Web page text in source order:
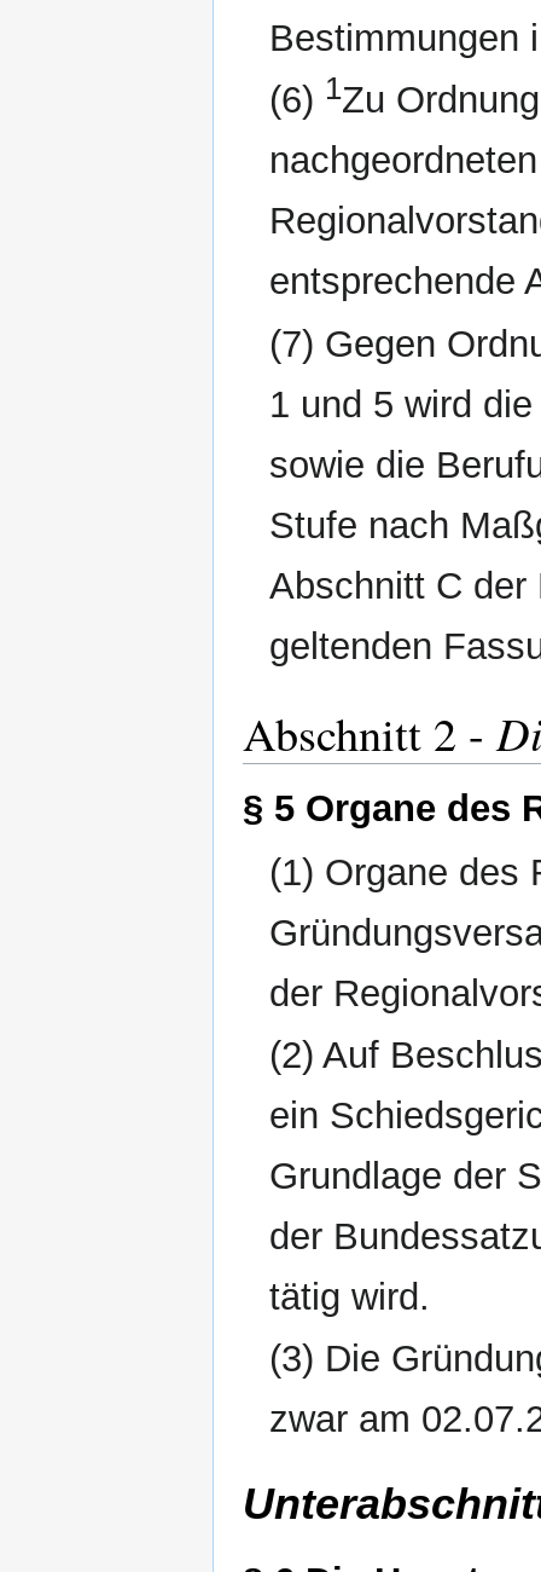
Bestimmungen
(6) 1Zu
entsprechende
(7) Gegen
1 und 5 wird
sowie die
Stufe nach
Abschnitt C der
geltenden
Abschnitt 2 -
§ 5 Organe des
(1) Organe des
der
(2) Auf
ein
Grundlage der
der
tätig wird.
(3) Die
zwar am